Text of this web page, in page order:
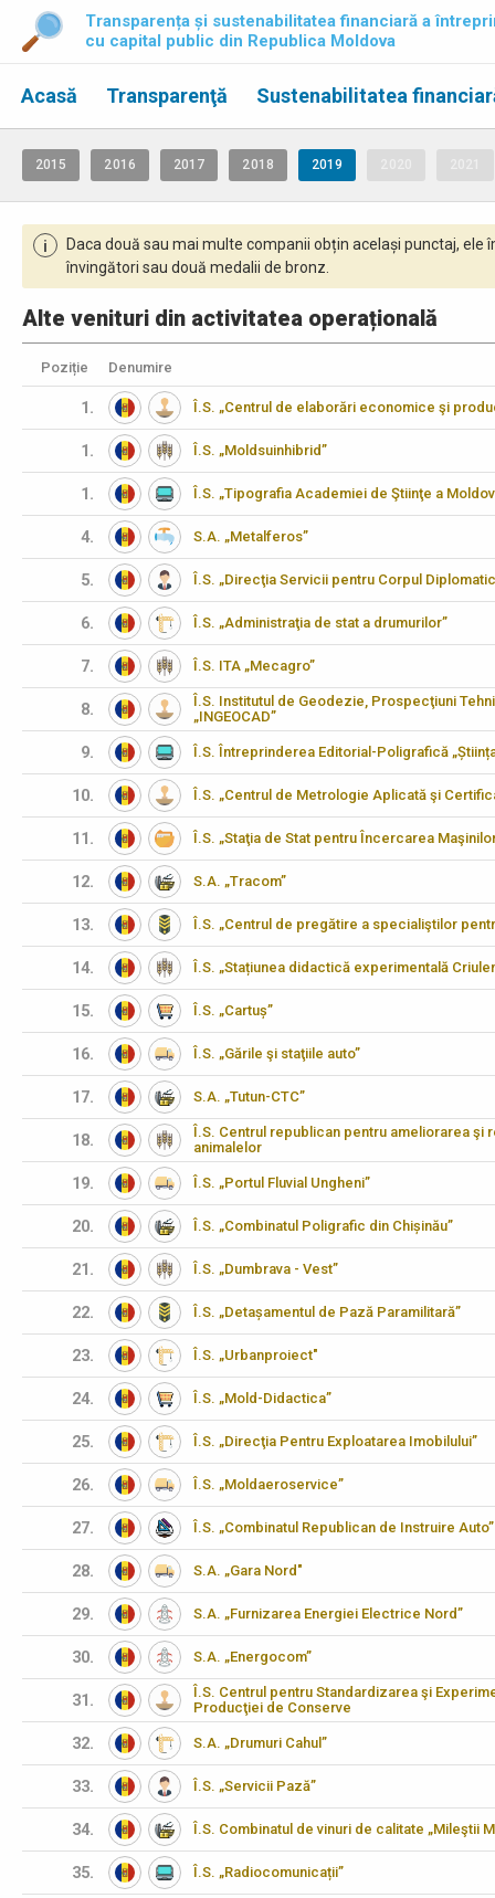
Transparența și sustenabilitatea financiară a
cu capital public din Republica Moldova
Acasă Transparenţă Sustenabilitatea
2015 2016 2017 2018 2019
i
Daca două sau mai multe companii obțin același punctaj,
învingători sau două medalii de bronz.
Alte venituri din activitatea operațională
Poziție Denumire
1. Î.S. „Centrul de elaborări economice şi
1. Î.S. „Moldsuinhibrid”
1. Î.S. „Tipografia Academiei de Ştiinţe a
4. S.A. „Metalferos”
5. Î.S. „Direcţia Servicii pentru Corpul
6. Î.S. „Administraţia de stat a drumurilor”
7. Î.S. ITA „Mecagro”
8.
Î.S. Institutul de Geodezie, Prospecţiuni
„INGEOCAD”
9. Î.S. Întreprinderea Editorial-Poligrafică
10. Î.S. „Centrul de Metrologie Aplicată şi
11. Î.S. „Staţia de Stat pentru Încercarea
12. S.A. „Tracom”
13. Î.S. „Centrul de pregătire a specialiştilor
14. Î.S. „Stațiunea didactică experimentală
15. Î.S. „Cartuș”
16. Î.S. „Gările şi staţiile auto”
17. S.A. „Tutun-CTC”
18.
Î.S. Centrul republican pentru ameliorarea şi
animalelor
19. Î.S. „Portul Fluvial Ungheni”
20. Î.S. „Combinatul Poligrafic din Chișinău”
21. Î.S. „Dumbrava - Vest”
22. Î.S. „Detașamentul de Pază Paramilitară”
23. Î.S. „Urbanproiect"
24. Î.S. „Mold-Didactica”
25. Î.S. „Direcţia Pentru Exploatarea Imobilului”
26. Î.S. „Moldaeroservice”
27. Î.S. „Combinatul Republican de Instruire Auto”
28. S.A. „Gara Nord"
29. S.A. „Furnizarea Energiei Electrice Nord”
30. S.A. „Energocom”
31.
Î.S. Centrul pentru Standardizarea şi
Producţiei de Conserve
32. S.A. „Drumuri Cahul”
33. Î.S. „Servicii Pază”
34. Î.S. Combinatul de vinuri de calitate „Mileştii
35. Î.S. „Radiocomunicații”